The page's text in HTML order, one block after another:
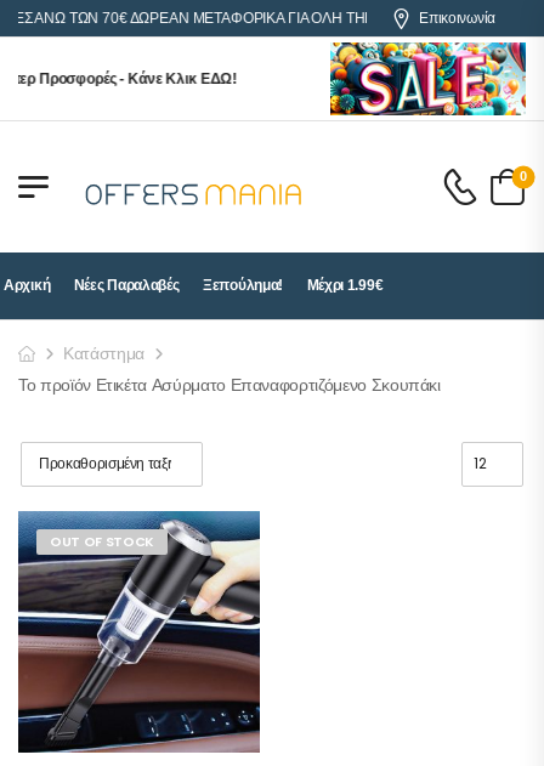
ΑΝΩ ΤΩΝ 70€ ΔΩΡΕΑΝ ΜΕΤΑΦΟΡΙΚΑ ΓΙΑ ΟΛΗ ΤΗΝ ΕΛΛΑΔΑΕπικοινωνία
Προσφορές - Κάνε Κλικ ΕΔΩ!
0
Αρχική Νέες Παραλαβές Ξεπούλημα! Μέχρι 1.99€
Κατάστημα
Το προϊόν Ετικέτα Ασύρματο Επαναφορτιζόμενο Σκουπάκι
OUT OF STOCK